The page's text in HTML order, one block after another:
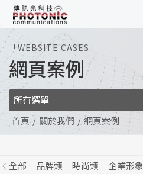
「WEBSITE CASES」
網頁案例
所有選單
首頁
關於我們 網頁案例
全部 品牌類 時尚類 企業形象